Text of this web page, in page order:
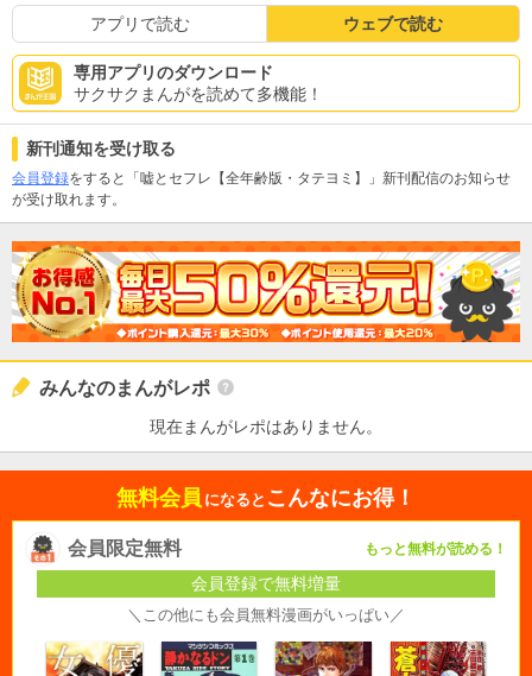
アプリで読む ウェブで読む
専用アプリのダウンロード
サクサクまんがを読めて多機能！
新刊通知を受け取る
会員登録をすると「嘘とセフレ【全年齢版・タテヨミ】」新刊配信のお知らせ
が受け取れます。
みんなのまんがレポ
現在まんがレポはありません。
無料会員 になると こんなにお得！
会員限定無料 もっと無料が読める！
会員登録で無料増量
＼この他にも会員無料漫画がいっぱい／